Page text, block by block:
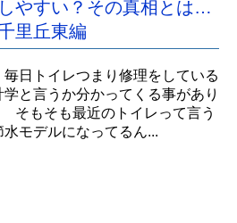
やすい？その真相とは…
里丘東編
毎日トイレつまり修理をしている
学と言うか分かってくる事があり
そもそも最近のトイレって言う
水モデルになってるん...